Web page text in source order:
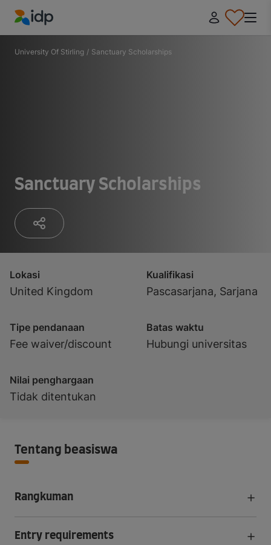
IDP Education
University Of Stirling / Sanctuary Scholarships
Sanctuary Scholarships
Lokasi
United Kingdom
Kualifikasi
Pascasarjana, Sarjana
Tipe pendanaan
Fee waiver/discount
Batas waktu
Hubungi universitas
Nilai penghargaan
Tidak ditentukan
Tentang beasiswa
Rangkuman
Entry requirements